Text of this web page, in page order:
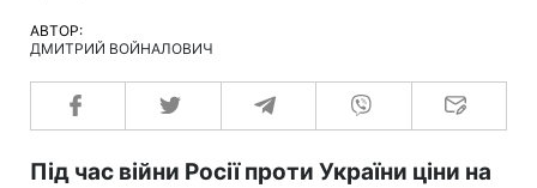
АВТОР:
ДМИТРИЙ ВОЙНАЛОВИЧ
Під час війни Росії проти України ціни на